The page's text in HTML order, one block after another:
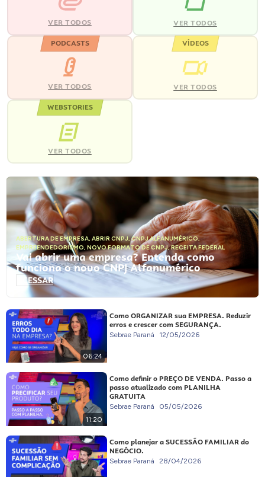
VER TODOS VER TODOS
PODCASTS
VER TODOS
VÍDEOS
VER TODOS
WEBSTORIES
VER TODOS
ABERTURA DE EMPRESA, ABRIR CNPJ,CNPJ ALFANUMÉRICO,
EMPREENDEDORISMO, NOVO FORMATO DE CNPJ,RECEITA FEDERAL
Vai abrir uma empresa? Entenda como
funciona o novo CNPJ Alfanumérico
ACESSAR
06:24
Como ORGANIZAR sua EMPRESA. Reduzir
erros e crescer com SEGURANÇA.
Sebrae Paraná 12/05/2026
11:20
Como definir o PREÇO DE VENDA. Passo a
passo atualizado com PLANILHA
GRATUITA
Sebrae Paraná 05/05/2026
Como planejar a SUCESSÃO FAMILIAR do
NEGÓCIO.
Sebrae Paraná 28/04/2026